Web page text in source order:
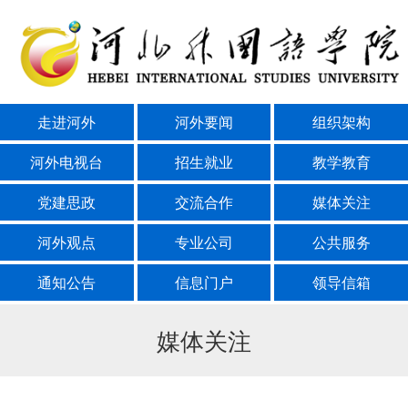
走进河外 河外要闻
组织架构
河外电视台
招生就业
教学教育
党建思政
交流合作
媒体关注
河外观点
专业公司
公共服务
通知公告
信息门户 领导信箱
媒体关注